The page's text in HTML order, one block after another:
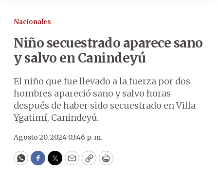
Nacionales
Niño secuestrado aparece sano
y salvo en Canindeyú
El niño que fue llevado a la fuerza por dos
hombres apareció sano y salvo horas
después de haber sido secuestrado en Villa
Ygatimí, Canindeyú.
Agosto 20, 2024 03:46 p. m.
WhatsApp
Facebook
Twitter
EmailCopyPrint